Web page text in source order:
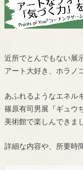
近所でとんでもない展
アート大好き、ホラノ
あふれるようなエネル
篠原有司男展『ギュウ
美術館で楽しんできま
詳細な内容や、所要時